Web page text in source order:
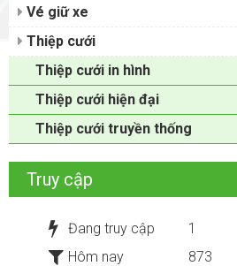
Vé giữ xe
Thiệp cưới
Thiệp cưới in hình
Thiệp cưới hiện đại
Thiệp cưới truyền thống
Truy cập
Đang truy cập
1
Hôm nay
873